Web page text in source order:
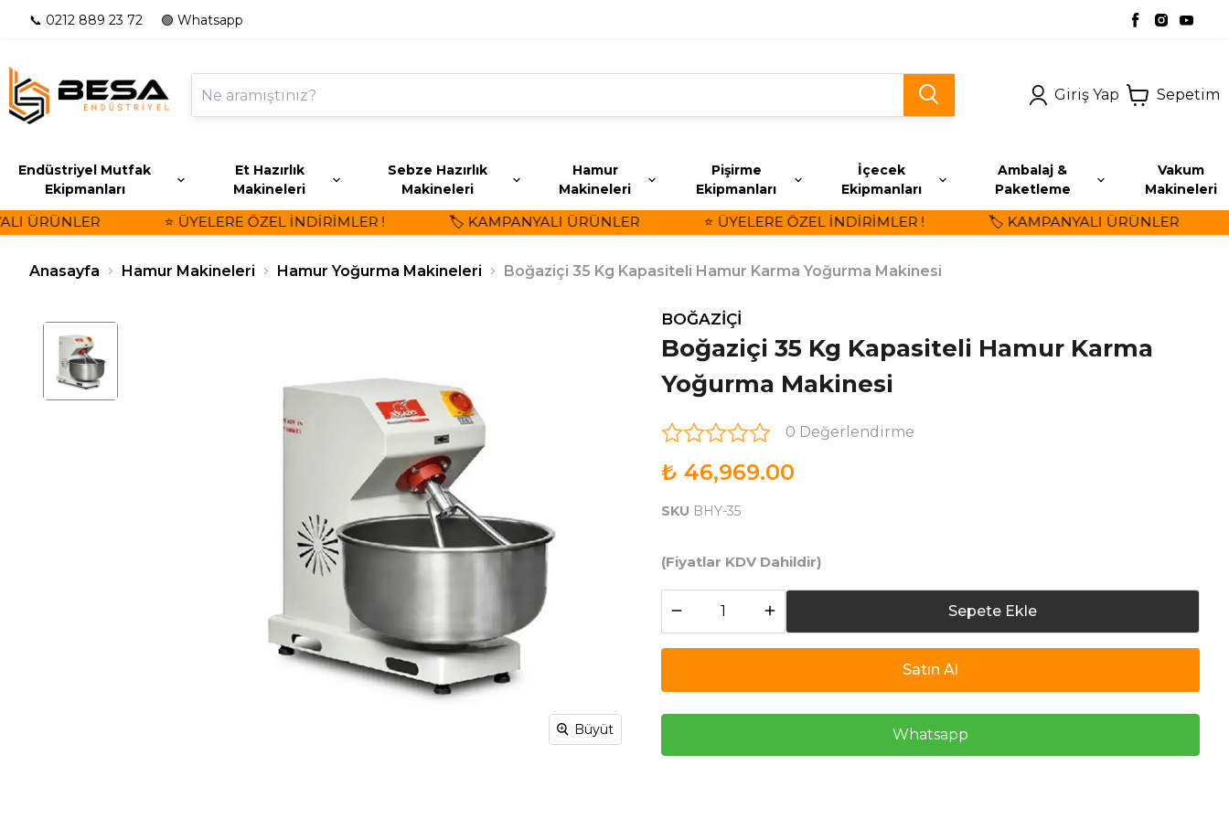
📞 0212 889 23 72 🟢 Whatsapp
Giriş Yap Sepetim
Endüstriyel Mutfak
Ekipmanları
Et Hazırlık
Makineleri
Sebze Hazırlık
Makineleri
Hamur
Makineleri
Pişirme
Ekipmanları
İçecek
Ekipmanları
Ambalaj &
Paketleme
Vakum
Makineleri
⭐ ÜYELERE ÖZEL İNDİRİMLER ! 🏷️ KAMPANYALI ÜRÜNLER ⭐ ÜYELERE ÖZEL İNDİRİMLER ! 🏷️ KAMPANYALI ÜRÜNLER
Anasayfa Hamur Makineleri Hamur Yoğurma Makineleri Boğaziçi 35 Kg Kapasiteli Hamur Karma Yoğurma Makinesi
Büyüt
BOĞAZİÇİ
Boğaziçi 35 Kg Kapasiteli Hamur Karma
Yoğurma Makinesi
0 Değerlendirme
₺ 46,969.00
SKU BHY-35
(Fiyatlar KDV Dahildir)
Sepete Ekle
Satın Al
Whatsapp